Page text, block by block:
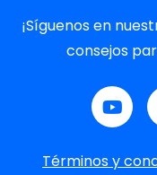
¡Síguenos en
consejos
Términos y